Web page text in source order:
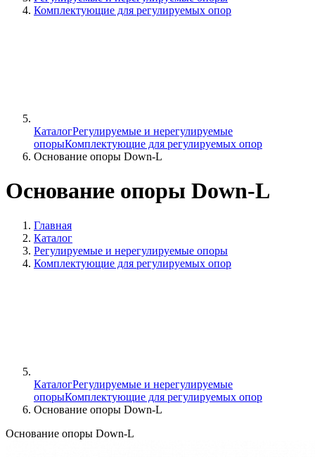
Комплектующие для регулируемых опор
КаталогРегулируемые и нерегулируемые
опорыКомплектующие для регулируемых опор
Основание опоры Down-L
Основание опоры Down-L
Главная
Каталог
Регулируемые и нерегулируемые опоры
Комплектующие для регулируемых опор
КаталогРегулируемые и нерегулируемые
опорыКомплектующие для регулируемых опор
Основание опоры Down-L
Основание опоры Down-L